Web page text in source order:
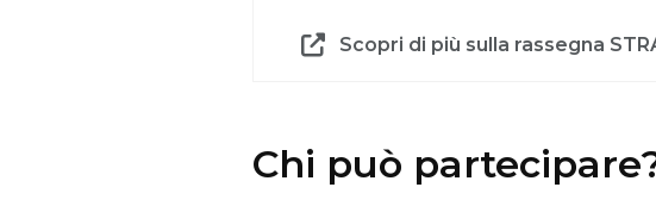
Scopri di più sulla rassegna
Chi può